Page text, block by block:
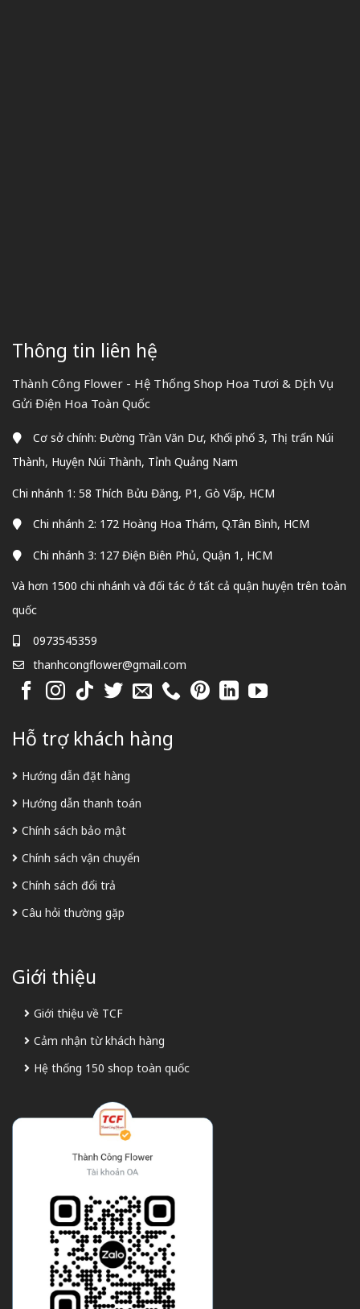
Thông tin liên hệ
Thành Công Flower - Hệ Thống Shop Hoa Tươi & Dịch Vụ
Gửi Điện Hoa Toàn Quốc
Cơ sở chính: Đường Trần Văn Dư, Khối phố 3, Thị trấn Núi
Thành, Huyện Núi Thành, Tỉnh Quảng Nam
Chi nhánh 1: 58 Thích Bửu Đăng, P1, Gò Vấp, HCM
Chi nhánh 2: 172 Hoàng Hoa Thám, Q.Tân Bình, HCM
Chi nhánh 3: 127 Điện Biên Phủ, Quận 1, HCM
Và hơn 1500 chi nhánh và đối tác ở tất cả quận huyện trên toàn
quốc
0973545359
thanhcongflower@gmail.com
Hỗ trợ khách hàng
Hướng dẫn đặt hàng
Hướng dẫn thanh toán
Chính sách bảo mật
Chính sách vận chuyển
Chính sách đổi trả
Câu hỏi thường gặp
Giới thiệu
Giới thiệu về TCF
Cảm nhận từ khách hàng
Hệ thống 150 shop toàn quốc